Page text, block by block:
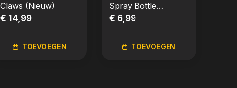
Claws (Nieuw)
€ 14,99
TOEVOEGEN
Spray Bottle
(Nieuw)
€ 6,99
TOEVOEGEN